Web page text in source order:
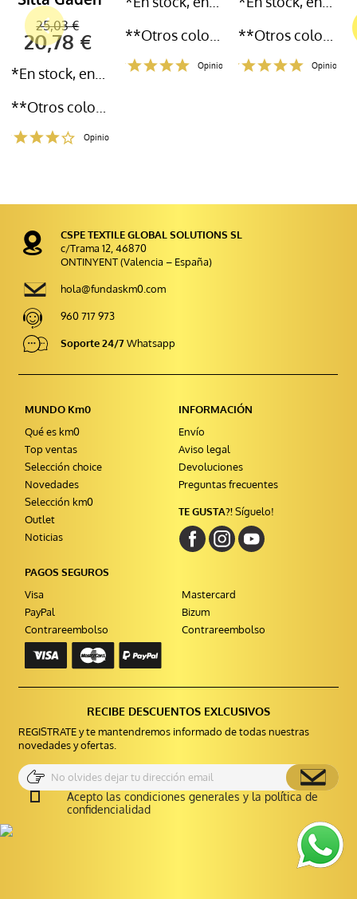
25,03 €
20,78 €
Opiniones
Opiniones Opiniones
CSPE TEXTILE GLOBAL SOLUTIONS SL
c/Trama 12, 46870
ONTINYENT (Valencia – España)
hola@fundaskm0.com
960 717 973
Soporte 24/7Whatsapp
MUNDO Km0
Qué es km0
Top ventas
Selección choice
Novedades
Selección km0
Outlet
Noticias
INFORMACIÓN
Envío
Aviso legal
Devoluciones
Preguntas frecuentes
TE GUSTA?!Síguelo!
PAGOS SEGUROS
Visa
Mastercard
PayPal
Bizum
Contrareembolso
Contrareembolso
RECIBE DESCUENTOS EXLCUSIVOS
REGISTRATE y te mantendremos informado de todas nuestras
novedades y ofertas.
Acepto las condiciones generales y la política de
confidencialidad